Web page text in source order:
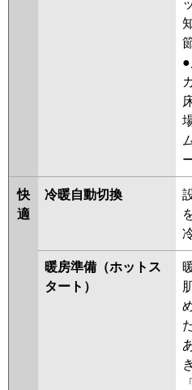
PDZ-
PDZ-
PDZ-
RCB-
RCB-
RCB-
RCB-
RCB-
快
適
冷暖自動切換
暖房準備（ホットス
タート）